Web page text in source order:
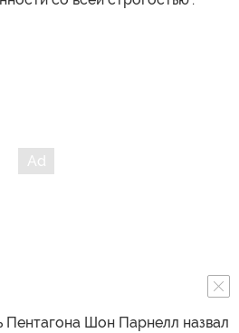
Пентагона Шон Парнелл назвал